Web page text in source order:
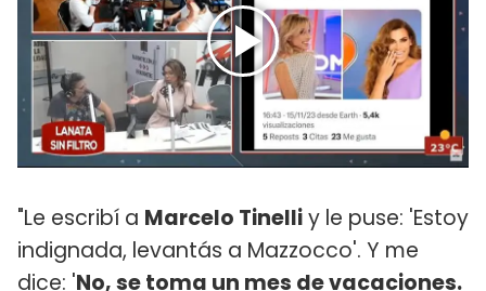
"Le escribí a Marcelo Tinelliy le puse: 'Estoy
indignada, levantás a Mazzocco'. Y me
dice: 'No, se toma un mes de vacaciones.